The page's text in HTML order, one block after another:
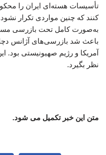
تأسیسات هسته‌ای ایران را
کنند که چنین مواردی تکرار
به‌صورت کامل تحت بازرسی
باعث شد بازرسی‌های آژانس
آمریکا و رژیم صهیونیستی بود.
نظر بگیرد.
متن این خبر تکمیل می شود.